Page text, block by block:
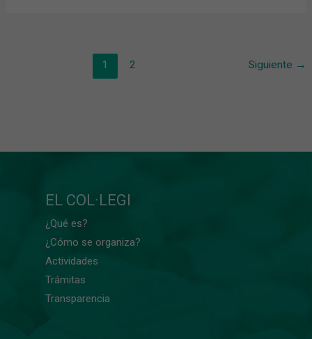
1 2 Siguiente →
EL COL·LEGI
¿Qué es?
¿Cómo se organiza?
Actividades
Trámitas
Transparencia